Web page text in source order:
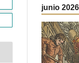
junio 2026